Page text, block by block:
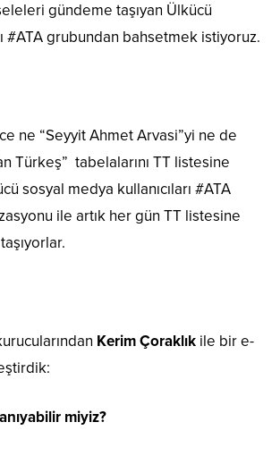
gündeme taşıyan Ülkücü
#ATA grubundan bahsetmek istiyoruz.
ne “Seyyit Ahmet Arvasi”yi ne de
Türkeş” tabelalarını TT listesine
sosyal medya kullanıcıları #ATA
ile artık her gün TT listesine
Kerim Çoraklık ile bir e-
miyiz?